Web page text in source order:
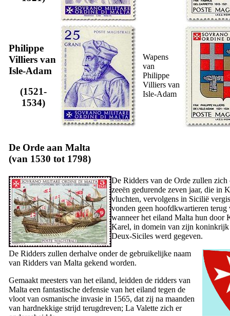
Philippe
Villiers van
Isle-Adam
(1521-
1534)
Wapens
van
Philippe
Villiers van
Isle-Adam
De Orde aan Malta
(van 1530 tot 1798)
De Ridders van de Orde zullen zich
zeeën gedurende zeven jaar, die in
vluchten, vervolgens in Sicilië
vonden geen hoofdkwartieren terug
wanneer het eiland Malta hun door
Karel, in domein van zijn
Deux-Siciles werd gegeven.
De Ridders zullen derhalve onder de gebruikelijke naam
van Ridders van Malta gekend worden.
Gemaakt meesters van het eiland, leidden de ridders van
Malta een fantastische defensie van het eiland tegen de
vloot van osmanische invasie in 1565, dat zij na maanden
van hardnekkige strijd terugdreven; La Valette zich er